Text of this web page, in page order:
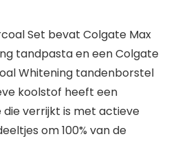
Set bevat Colgate Max
tandpasta en een Colgate
Whitening tandenborstel
koolstof heeft een
verrijkt is met actieve
om 100% van de